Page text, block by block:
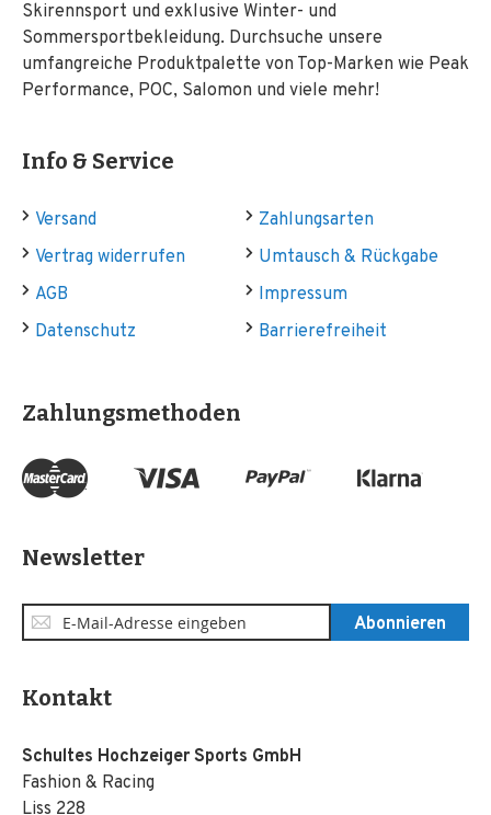
Skirennsport und exklusive Winter- und
Sommersportbekleidung. Durchsuche unsere
umfangreiche Produktpalette von Top-Marken wie Peak
Performance, POC, Salomon und viele mehr!
Info & Service
Versand
Zahlungsarten
Vertrag widerrufen
Umtausch & Rückgabe
AGB
Impressum
Datenschutz
Barrierefreiheit
Zahlungsmethoden
Newsletter
Anmeldung
zum
Abonnieren
Kontakt
Schultes Hochzeiger Sports GmbH
Fashion & Racing
Liss 228